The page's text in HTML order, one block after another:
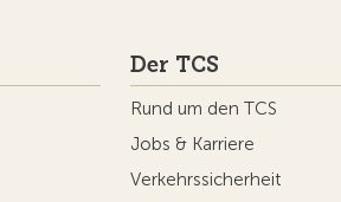
Der TCS
Rund um den TCS
Jobs & Karriere
Verkehrssicherheit